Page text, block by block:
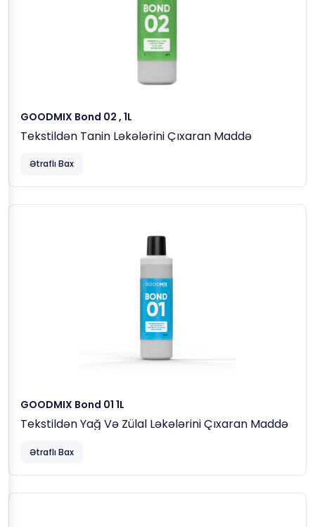
GOODMIX Bond 02 , 1L
Tekstildən Tanin Ləkələrini Çıxaran Maddə
Ətraflı Bax
GOODMIX Bond 01 1L
Tekstildən Yağ Və Zülal Ləkələrini Çıxaran Maddə
Ətraflı Bax